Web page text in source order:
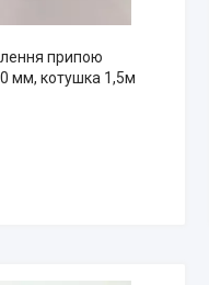
припою
мм, котушка 1,5м